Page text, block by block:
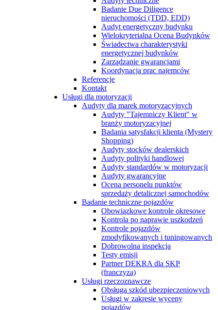
Badanie Due Diligence
nieruchomości (TDD, EDD)
Audyt energetyczny budynku
Wielokryterialna Ocena Budynków
Świadectwa charakterystyki
energetycznej budynków
Zarządzanie gwarancjami
Koordynacja prac najemców
Referencje
Kontakt
Usługi dla motoryzacji
Audyty dla marek motoryzacyjnych
Audyty "Tajemniczy Klient" w
branży motoryzacyjnej
Badania satysfakcji klienta (Mystery
Shopping)
Audyty stocków dealerskich
Audyty polityki handlowej
Audyty standardów w motoryzacji
Audyty gwarancyjne
Ocena personelu punktów
sprzedaży detalicznej samochodów
Badanie techniczne pojazdów
Obowiązkowe kontrole okresowe
Kontrola po naprawie uszkodzeń
Kontrole pojazdów
zmodyfikowanych i tuningowanych
Dobrowolna inspekcja
Testy emisji
Partner DEKRA dla SKP
(franczyza)
Usługi rzeczoznawcze
Obsługa szkód ubezpieczeniowych
Usługi w zakresie wyceny
pojazdów